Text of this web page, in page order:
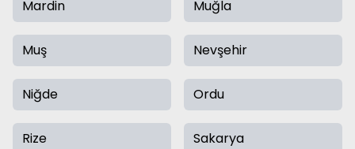
Mardin Muğla
Muş Nevşehir
Niğde Ordu
Rize Sakarya